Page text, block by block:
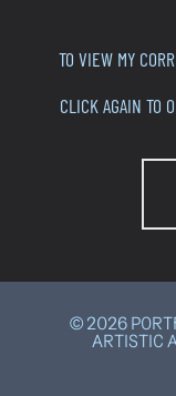
TO VIEW MY
CLICK AGAIN TO
© 2026
ARTISTIC